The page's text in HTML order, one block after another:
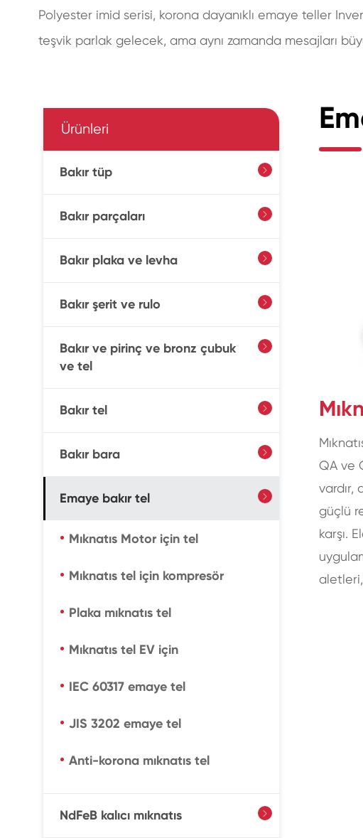
Polyester imid serisi, korona dayanıklı emaye teller
teşvik parlak gelecek, ama aynı zamanda mesajları
Ürünleri
Bakır tüp 
Bakır parçaları 
Bakır plaka ve levha 
Bakır şerit ve rulo 
Bakır ve pirinç ve bronz çubuk
ve tel

Bakır tel 
Bakır bara 
Emaye bakır tel 
Mıknatıs Motor için tel
Mıknatıs tel için kompresör
Plaka mıknatıs tel
Mıknatıs tel EV için
IEC 60317 emaye tel
JIS 3202 emaye tel
Anti-korona mıknatıs tel
NdFeB kalıcı mıknatıs 
QA ve
vardır,
güçlü
karşı.